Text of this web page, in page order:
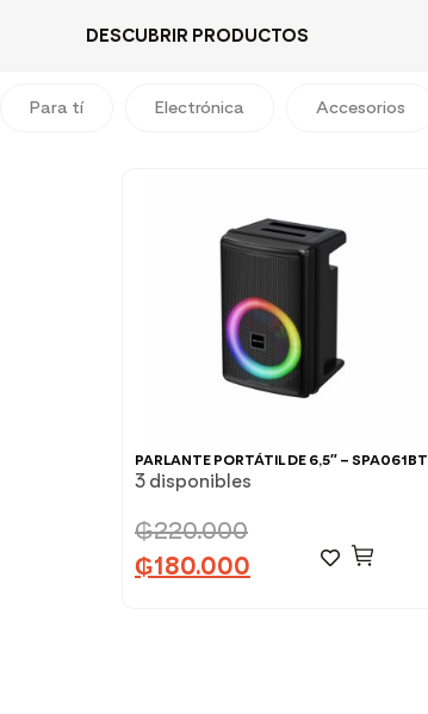
DESCUBRIR PRODUCTOS
Para tí Electrónica Accesorios
PARLANTE PORTÁTIL DE 6,5″ – SPA061BT
3 disponibles
₲220.000
₲180.000